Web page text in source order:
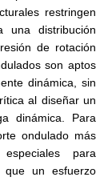
restringen
una distribución
de rotación
son aptos
dinámica, sin
al diseñar un
dinámica. Para
ondulado más
para
que un esfuerzo